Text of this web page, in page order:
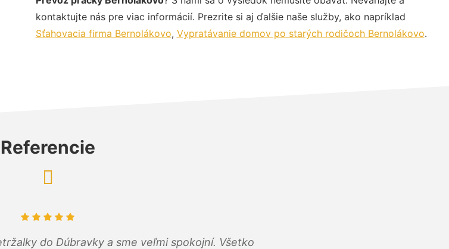
kontaktujte nás pre viac informácií. Prezrite si aj ďalšie naše služby, ako napríklad
Sťahovacia firma Bernolákovo, Vypratávanie domov po starých rodičoch Bernolákovo.
Referencie
do Dúbravky a sme veľmi spokojní. Všetko